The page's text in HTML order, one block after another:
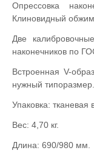
Опрессовка
Клиновидный обжим.
Две
наконечников по
Встроенная V-
нужный типоразмер.
Упаковка: тканевая
Вес: 4,70 кг.
Длина: 690/980 мм.